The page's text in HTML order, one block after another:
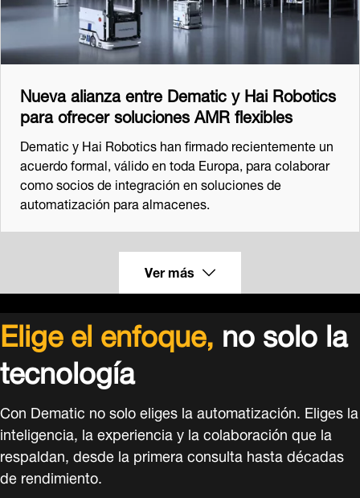
Nueva alianza entre Dematic y Hai Robotics
para ofrecer soluciones AMR flexibles
Dematic y Hai Robotics han firmado recientemente un
acuerdo formal, válido en toda Europa, para colaborar
como socios de integración en soluciones de
automatización para almacenes.
Ver más
Elige el enfoque,no solo la
tecnología
Con Dematic no solo eliges la automatización. Eliges la
inteligencia, la experiencia y la colaboración que la
respaldan, desde la primera consulta hasta décadas
de rendimiento.